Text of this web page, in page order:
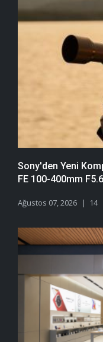
Sony'den Yeni
FE 100-400mm
Ağustos 07, 2026 14